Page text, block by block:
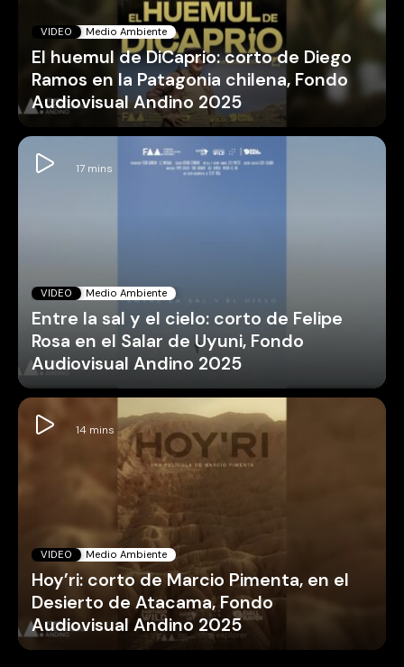
VIDEO Medio Ambiente
El huemul de DiCaprio: corto de Diego
Ramos en la Patagonia chilena, Fondo
Audiovisual Andino 2025
VIDEO Medio Ambiente
Entre la sal y el cielo: corto de Felipe
Rosa en el Salar de Uyuni, Fondo
Audiovisual Andino 2025
VIDEO Medio Ambiente
Hoy’ri: corto de Marcio Pimenta, en el
Desierto de Atacama, Fondo
Audiovisual Andino 2025